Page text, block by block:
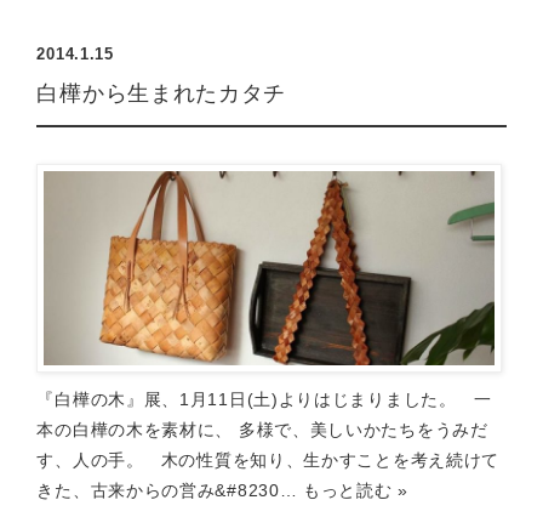
2014.1.15
白樺から生まれたカタチ
『白樺の木』展、1月11日(土)よりはじまりました。 一
本の白樺の木を素材に、 多様で、美しいかたちをうみだ
す、人の手。 木の性質を知り、生かすことを考え続けて
きた、古来からの営み&#8230…
もっと読む »